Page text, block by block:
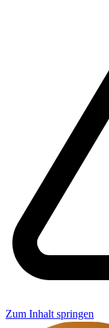
Zum Inhalt springen